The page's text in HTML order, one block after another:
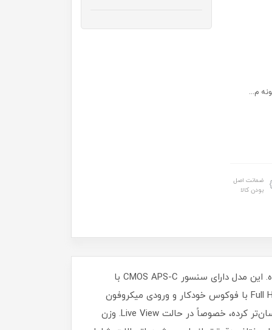
م...
ضمانت اصل
بودن کالا
دوربین Canon EOS 700D یک DSLR خوش‌ساخت و قابل اعتماد است که برای عکاسان مبتدی تا نیمه‌حرفه‌ای طراحی شده. این مدل دارای سنسور CMOS APS-C با
رزولوشن ۱۸ مگاپیکسل، پردازشگر DIGIC 5، و محدوده ISO 100-12800 (قابل افزایش تا 25600) است. قابلیت فیلم‌برداری Full HD با فوکوس خودکار و ورودی میکروفون
خارجی، آن را برای تولید محتوا نیز مناسب می‌کند. صفحه‌نمایش لمسی و چرخان ۳ اینچی، استفاده از دوربین را بسیار آسان‌تر کرده، خصوصاً در حالت Live View. وزن